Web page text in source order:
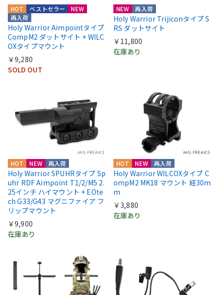
HOT
NEW
再入荷
ベストセラー
Holy Warrior Aimpointタイプ
CompM2 ダットサイト + WILC
OXタイプマウント
￥9,280
SOLD OUT
NEW 再入荷
Holy Warrior Trijiconタイプ S
RS ダットサイト
￥11,800
在庫あり
HOT NEW 再入荷
Holy Warrior SPUHRタイプ Sp
uhr RDF Aimpoint T1/2/M5 2.
25インチ ハイマウント + EOte
ch G33/G43 マグニファイア フ
リップマウント
￥9,900
在庫あり
HOT NEW 再入荷
Holy Warrior WILCOXタイプ C
ompM2 MK18 マウント 経30m
m
￥3,880
在庫あり